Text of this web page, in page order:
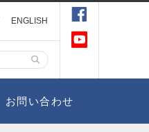
ENGLISH
お問い合わせ